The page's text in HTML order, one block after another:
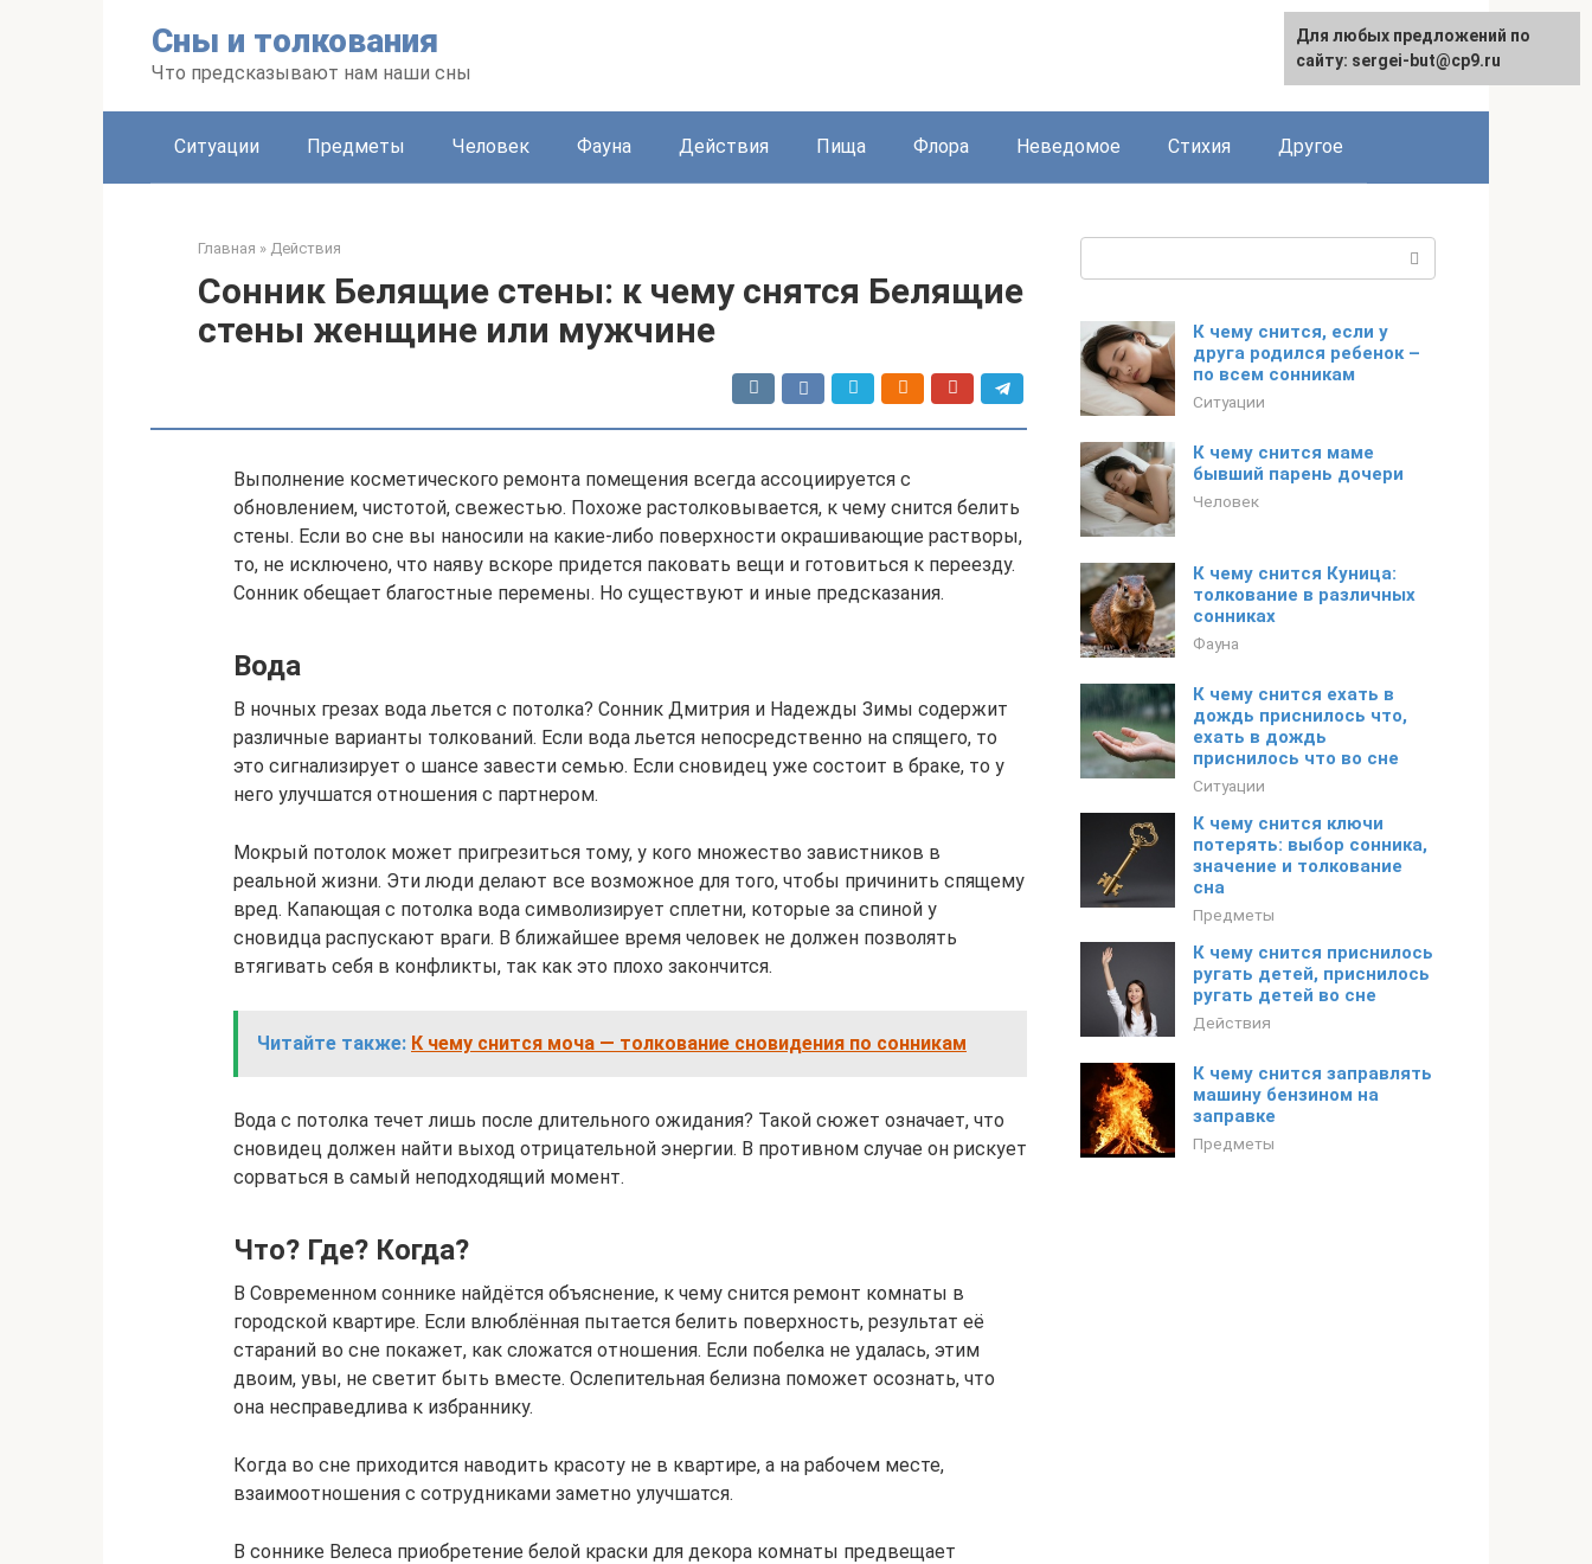
Сны и толкования
Что предсказывают нам наши сны
Ситуации Предметы Человек Фауна Действия Пища Флора Неведомое Стихия Другое
Главная » Действия
Сонник Белящие стены: к чему снятся Белящие
стены женщине или мужчине
Выполнение косметического ремонта помещения всегда ассоциируется с
обновлением, чистотой, свежестью. Похоже растолковывается, к чему снится белить
стены. Если во сне вы наносили на какие-либо поверхности окрашивающие растворы,
то, не исключено, что наяву вскоре придется паковать вещи и готовиться к переезду.
Сонник обещает благостные перемены. Но существуют и иные предсказания.
Вода
В ночных грезах вода льется с потолка? Сонник Дмитрия и Надежды Зимы содержит
различные варианты толкований. Если вода льется непосредственно на спящего, то
это сигнализирует о шансе завести семью. Если сновидец уже состоит в браке, то у
него улучшатся отношения с партнером.
Мокрый потолок может пригрезиться тому, у кого множество завистников в
реальной жизни. Эти люди делают все возможное для того, чтобы причинить спящему
вред. Капающая с потолка вода символизирует сплетни, которые за спиной у
сновидца распускают враги. В ближайшее время человек не должен позволять
втягивать себя в конфликты, так как это плохо закончится.
Читайте также: К чему снится моча — толкование сновидения по сонникам
Вода с потолка течет лишь после длительного ожидания? Такой сюжет означает, что
сновидец должен найти выход отрицательной энергии. В противном случае он рискует
сорваться в самый неподходящий момент.
Что? Где? Когда?
В Современном соннике найдётся объяснение, к чему снится ремонт комнаты в
городской квартире. Если влюблённая пытается белить поверхность, результат её
стараний во сне покажет, как сложатся отношения. Если побелка не удалась, этим
двоим, увы, не светит быть вместе. Ослепительная белизна поможет осознать, что
она несправедлива к избраннику.
Когда во сне приходится наводить красоту не в квартире, а на рабочем месте,
взаимоотношения с сотрудниками заметно улучшатся.
В соннике Велеса приобретение белой краски для декора комнаты предвещает
К чему снится, если у
друга родился ребенок –
по всем сонникам
Ситуации
К чему снится маме
бывший парень дочери
Человек
К чему снится Куница:
толкование в различных
сонниках
Фауна
К чему снится ехать в
дождь приснилось что,
ехать в дождь
приснилось что во сне
Ситуации
К чему снится ключи
потерять: выбор сонника,
значение и толкование
сна
Предметы
К чему снится приснилось
ругать детей, приснилось
ругать детей во сне
Действия
К чему снится заправлять
машину бензином на
заправке
Предметы
Для любых предложений по
сайту: sergei-but@cp9.ru